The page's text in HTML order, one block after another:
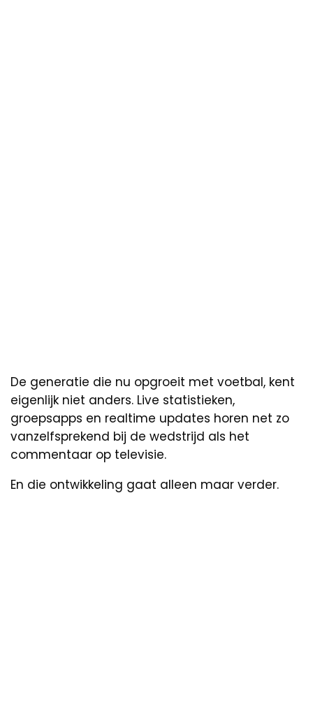
De generatie die nu opgroeit met voetbal, kent
eigenlijk niet anders. Live statistieken,
groepsapps en realtime updates horen net zo
vanzelfsprekend bij de wedstrijd als het
commentaar op televisie.
En die ontwikkeling gaat alleen maar verder.